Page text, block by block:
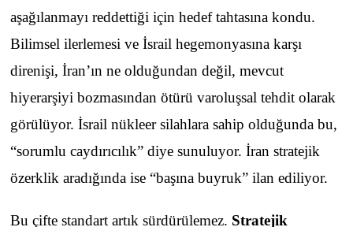
aşağılanmayı reddettiği için hedef tahtasına kondu.
Bilimsel ilerlemesi ve İsrail hegemonyasına karşı
direnişi, İran’ın ne olduğundan değil, mevcut
hiyerarşiyi bozmasından ötürü varoluşsal tehdit olarak
görülüyor. İsrail nükleer silahlara sahip olduğunda bu,
“sorumlu caydırıcılık” diye sunuluyor. İran stratejik
özerklik aradığında ise “başına buyruk” ilan ediliyor.
Bu çifte standart artık sürdürülemez. Stratejik